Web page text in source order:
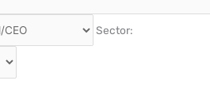
Sector: